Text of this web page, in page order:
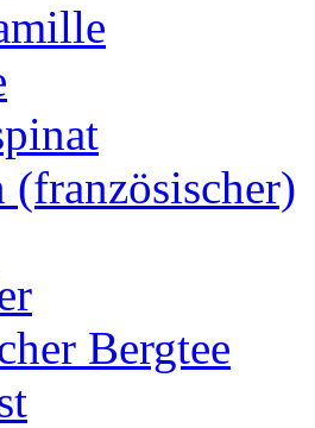
(französischer)
Bergtee